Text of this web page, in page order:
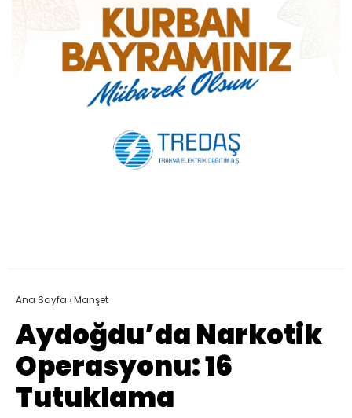
Ana Sayfa ›Manşet
Aydoğdu’da Narkotik
Operasyonu: 16
Tutuklama